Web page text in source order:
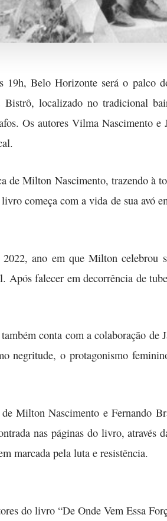
Belo Horizonte será o palco
localizado no tradicional
Os autores Vilma Nascimento
Milton Nascimento, trazendo à
começa com a vida de sua avó
ano em que Milton
Após falecer em decorrência de
conta com a colaboração
negritude, o protagonismo
Milton Nascimento e Fernando
nas páginas do livro,
marcada pela luta e resistência.
do livro “De Onde Vem Essa